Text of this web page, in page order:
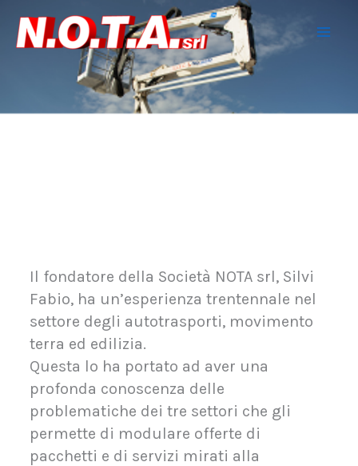
Il fondatore della Società NOTA srl, Silvi
Fabio, ha un’esperienza trentennale nel
settore degli autotrasporti, movimento
terra ed edilizia.
Questa lo ha portato ad aver una
profonda conoscenza delle
problematiche dei tre settori che gli
permette di modulare offerte di
pacchetti e di servizi mirati alla